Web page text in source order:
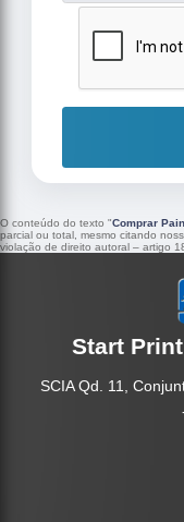
O conteúdo do texto "Comprar
parcial ou total, mesmo citando
violação de direito autoral – artigo
Start
SCIA Qd. 11,